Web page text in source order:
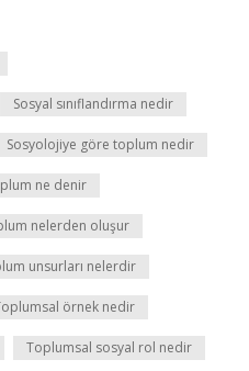
Sosyal sınıflandırma nedir
Sosyolojiye göre toplum nedir
ne denir
nelerden oluşur
unsurları nelerdir
örnek nedir
Toplumsal sosyal rol nedir